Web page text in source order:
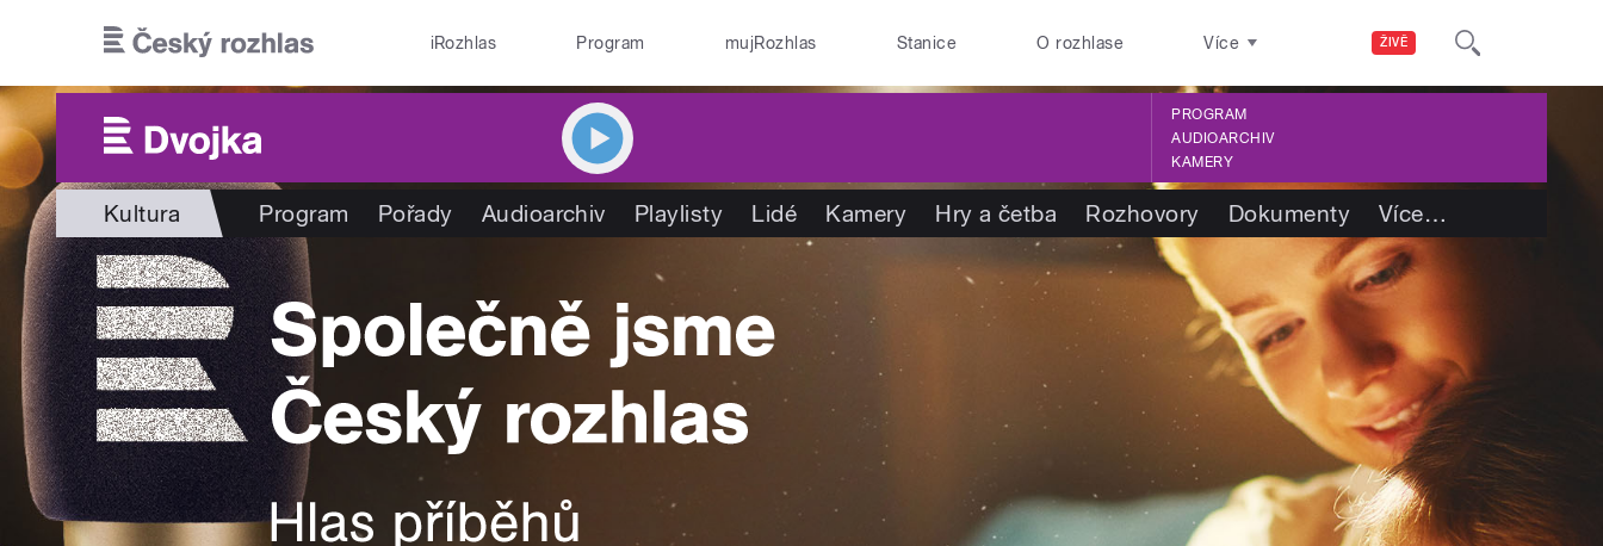
ŽIVĚ
iRozhlas Program mujRozhlas Stanice O rozhlase Více
PROGRAM
AUDIOARCHIV
KAMERY
Kultura Program Pořady Audioarchiv Playlisty Lidé Kamery Hry a četba Rozhovory Dokumenty Více…